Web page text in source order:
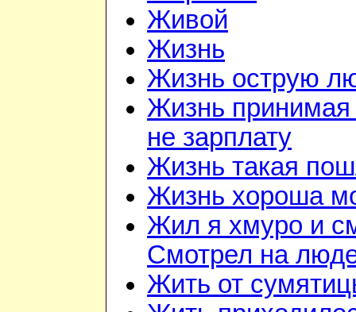
Живой
Жизнь
Жизнь острую
Жизнь
не зарплату
Жизнь такая
Жизнь хороша
Жил я хмуро и
Смотрел на
Жить от